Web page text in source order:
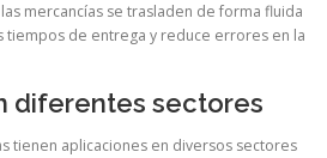
mercancías se trasladen de forma fluida
tiempos de entrega y reduce errores en la
diferentes sectores
tienen aplicaciones en diversos sectores